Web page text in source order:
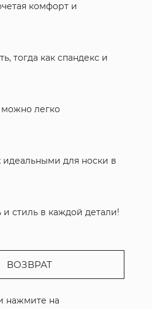
комфорт и
тогда как спандекс и
легко
идеальными для носки в
стиль в каждой детали!
ВОЗВРАТ
нажмите на